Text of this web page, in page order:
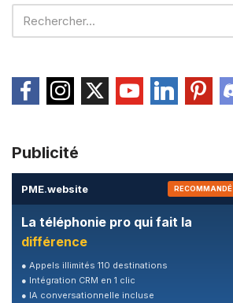
Publicité
PME.website RECOMMANDÉ
La téléphonie pro qui fait la
différence
● Appels illimités 110 destinations
● Intégration CRM en 1 clic
● IA conversationnelle incluse